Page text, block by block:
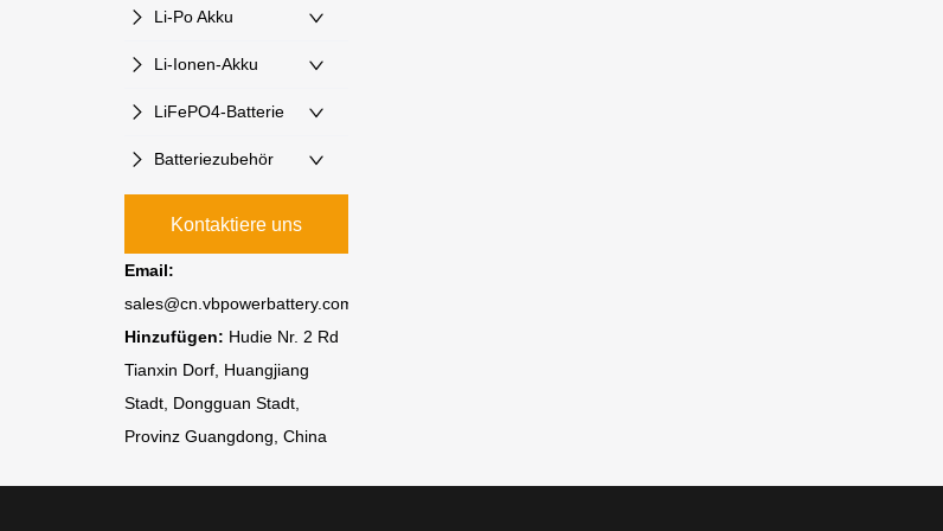
Li-Po Akku
Li-Ionen-Akku
LiFePO4-Batterie
Batteriezubehör
Kontaktiere uns
Email:
sales@cn.vbpowerbattery.com
Hinzufügen: Hudie Nr. 2 Rd
Tianxin Dorf, Huangjiang
Stadt, Dongguan Stadt,
Provinz Guangdong, China